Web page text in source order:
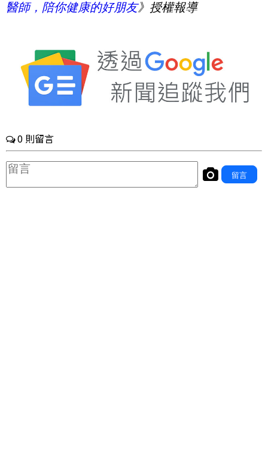
醫師，陪你健康的好朋友》授權報導